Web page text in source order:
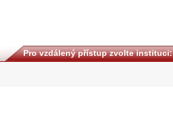
Pro vzdálený přístup zvolte instituci: